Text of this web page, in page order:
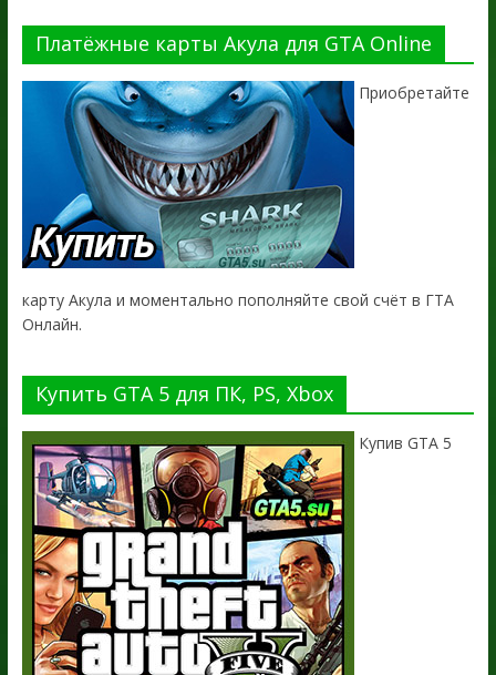
Платёжные карты Акула для GTA Online
Приобретайте
карту Акула и моментально пополняйте свой счёт в ГТА
Онлайн.
Купить GTA 5 для ПК, PS, Xbox
Купив GTA 5